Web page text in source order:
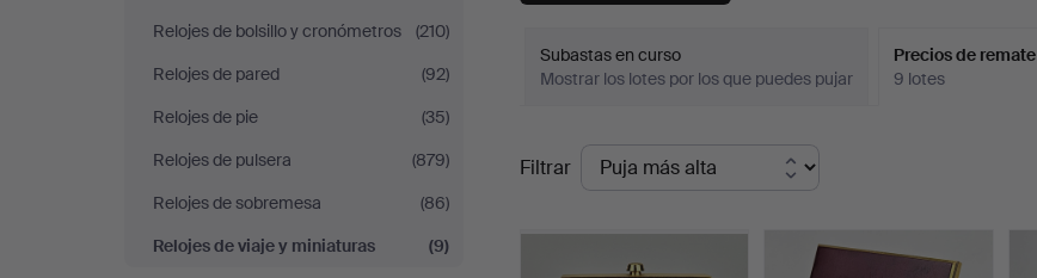
miniaturas
en
Auktionshuset
Thörner
Relojes de bolsillo y cronómetros
(210)
Relojes de pared
(92)
Relojes de pie
(35)
Relojes de pulsera
(879)
Relojes de sobremesa
(86)
Relojes de viaje y miniaturas
(9)
Subastas en curso
Mostrar los lotes por los que puedes pujar
Precios de remate
9 lotes
Precios
de
remate
Filtrar